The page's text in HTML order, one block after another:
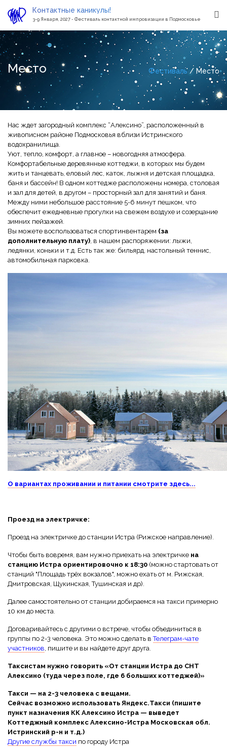
Контактные каникулы!
3-9 Января, 2027 - Фестиваль контактной импровизации в Подмосковье
Место Фестиваль Место
Нас ждет загородный комплекс “Алексино”, расположенный в
живописном районе Подмосковья вблизи Истринского
водохранилища.
Уют, тепло, комфорт, а главное – новогодняя атмосфера.
Комфортабельные деревянные коттеджи, в которых мы будем
жить и танцевать, еловый лес, каток, лыжня и детская площадка,
баня и бассейн! В одном коттедже расположены номера, столовая
и зал для детей, в другом – просторный зал для занятий и баня.
Между ними небольшое расстояние 5-6 минут пешком, что
обеспечит ежедневные прогулки на свежем воздухе и созерцание
зимних пейзажей.
Вы можете воспользоваться спортинвентарем (за
дополнительную плату), в нашем распоряжении: лыжи,
ледянки, коньки и т.д. Есть так же: бильярд, настольный теннис,
автомобильная парковка.
О вариантах проживании и питании смотрите здесь...
Проезд на электричке:
Проезд на электричке до станции Истра (Рижское направление).
Чтобы быть вовремя, вам нужно приехать на электричке на
станцию Истра ориентировочно к 18:30 (можно стартовать от
станций "Площадь трёх вокзалов", можно ехать от м. Рижская,
Дмитровская, Щукинская, Тушинская и др).
Далее самостоятельно от станции добираемся на такси примерно
10 км до места.
Договаривайтесь с другими о встрече, чтобы объединиться в
группы по 2-3 человека. Это можно сделать вТелеграм-чате
участников, пишите и вы найдете друг друга.
Таксистам нужно говорить «От станции Истра до СНТ
Алексино (туда через поле, где 6 больших коттеджей)»
Такси — на 2-3 человека с вещами.
Сейчас возможно использовать Яндекс.Такси (пишите
пункт назначения КК Алексино Истра — выведет
Коттеджный комплекс Алексино-Истра Московская обл.
Истринский р-н и т.д.)
Другие службы такси по городу Истра